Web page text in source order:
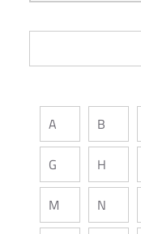
A B
G H
M N